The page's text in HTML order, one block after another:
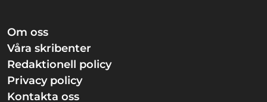
Om oss
Våra skribenter
Redaktionell policy
Privacy policy
Kontakta oss